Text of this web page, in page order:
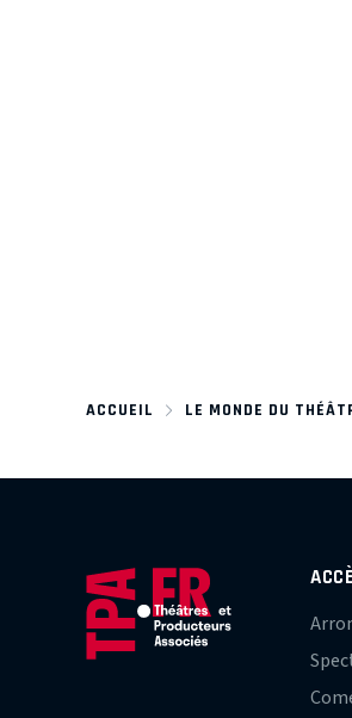
ACCUEIL LE MONDE DU